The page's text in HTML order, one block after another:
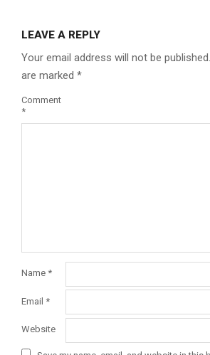
LEAVE A REPLY
Your email address will not be published.
are marked *
Comment
*
Name *
Email *
Website